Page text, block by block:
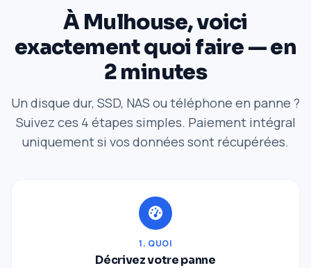
À Mulhouse, voici
exactement quoi faire — en
2 minutes
Un disque dur, SSD, NAS ou téléphone en panne ?
Suivez ces 4 étapes simples. Paiement intégral
uniquement si vos données sont récupérées.
1. QUOI
Décrivez votre panne